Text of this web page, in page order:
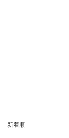
新着順